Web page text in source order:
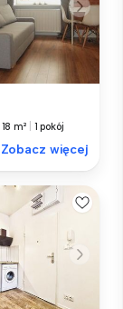
18 m² 1 pokój
Zobacz więcej